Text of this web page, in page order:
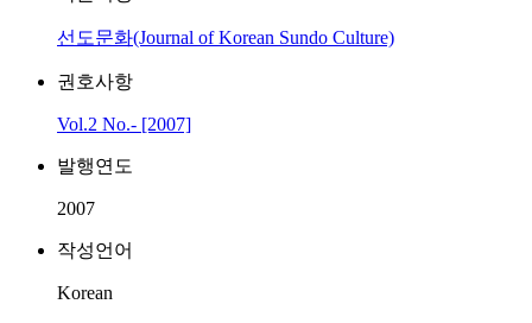
선도문화(Journal of Korean Sundo Culture)
권호사항
Vol.2 No.- [2007]
발행연도
2007
작성언어
Korean